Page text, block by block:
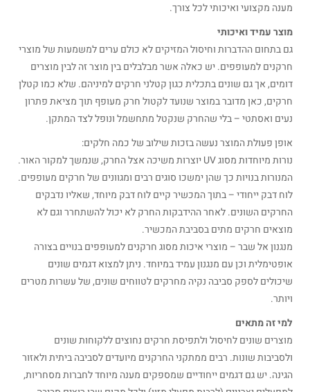
מענה מקצועי ואיכותי לכל צורך.
מוצר עמיד ואיכותי
גם בתחום ההדברות וחיסול המזיקים לא כולם ערים למשמעות של מוצרי
חרקנים למעופפים. יש כאלה אשר מבלבלים בין מוצר זה לבין מוצרים
דומים, אך גם שונים בתכלית כגון קטלני חרקים למיניהם. שלא כמו קטלן
חרקים, כאן מדובר במוצר שנועד לקטול חרק מעופף תוך מציאת פתרון
נעים ואסתטי – בלי שהחרק שנקטל מתחשמל ונופל לצד המתקן.
אופן פעולת המוצר נעשה בזכות שילוב של כמה חלקים:
נורות מיוחדות מסוג UV יוצרות משיכה אצל החרק, שנמשך למקור האור.
המנורות בנויות כך שהן ימשכו סוגים רבים ומגוונים של חרקים מעופפים.
לוח דבק ייחודי – בתוך המכשיר קיים לוח דבק מיוחד, שאליו נדבקים
החרקים השונים. לאחר ההידבקות החרק לא יכול להשתחרר וגם לא
מוצאים חרקים מתים בסביבת המכשיר.
מנגנון אל שבר – מוצרי איכות מסוג חרקנים למעופפים בנויים בצורה
אופטימלית וכן עם מנגנון עמיד במיוחד. ניתן למצוא דגמים שונים
שיכולים לספק סביבה נקיה מחרקים לטווחים שונים, של עשרות מטרים
ויותר.
למי זה מתאים
מוצרים שונים לחיסול ולתפיסת חרקים נחוצים ללקוחות שונים
ולסביבות שונות. רבים ממתקני החרקנים מיועדים לסביבה ביתית ולאזור
הגינה. יש גם דגמים ייחודיים שמספקים מענה מיוחד לחברות מסחריות,